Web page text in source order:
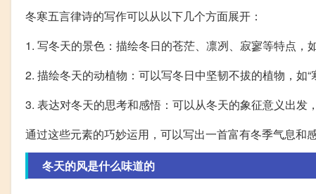
冬寒五言律诗的写作可以从以下几个方面展开：
1. 写冬天的景色：描绘冬日的苍茫、凛冽、寂寥等特点，如
2. 描绘冬天的动植物：可以写冬日中坚韧不拔的植物，如“
3. 表达对冬天的思考和感悟：可以从冬天的象征意义出发
通过这些元素的巧妙运用，可以写出一首富有冬季气息和
冬天的风是什么味道的